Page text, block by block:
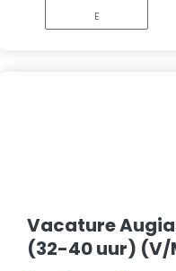
E
Vacature
(32-40 uur) (V/